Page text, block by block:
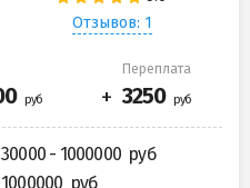
Отзывов: 1
Переплата
30000 - 1000000
1000000